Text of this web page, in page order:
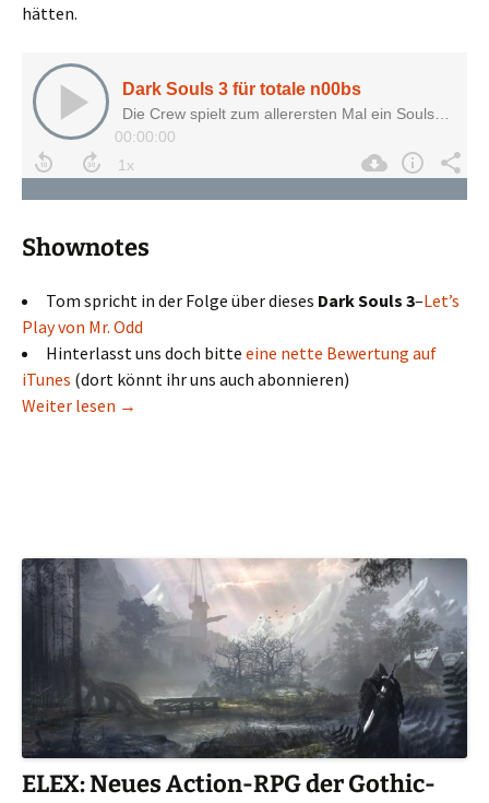
hätten.
Shownotes
Tom spricht in der Folge über dieses Dark Souls 3–Let’s
Play von Mr. Odd
Hinterlasst uns doch bitte eine nette Bewertung auf
iTunes (dort könnt ihr uns auch abonnieren)
Weiter lesen Dark Souls 3 für totale n00bs
→
ELEX: Neues Action-RPG der Gothic-